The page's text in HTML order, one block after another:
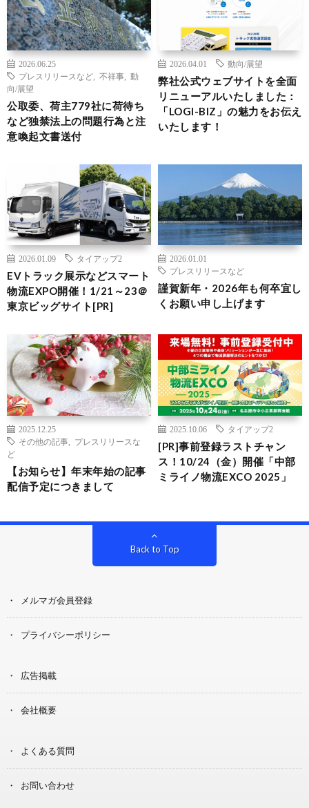
2026.06.25
プレスリリースなど
不祥事
動
向/展望
公取委、荷主779社に荷待ち
など独禁法上の問題行為と注
意喚起文書送付
2026.04.01 動向/展望
弊社公式ウェブサイトを全面
リニューアルいたしました：
「LOGI-BIZ」の魅力をお伝え
いたします！
2026.01.09 タイアップ2
EVトラック展示などスマート
物流EXPO開催！1/21～23＠
東京ビッグサイト[PR]
2026.01.01
プレスリリースなど
謹賀新年・2026年も何卒宜し
くお願い申し上げます
2025.12.25
その他の記事
プレスリリースな
ど
【お知らせ】年末年始の記事
配信予定につきまして
2025.10.06 タイアップ2
[PR]事前登録ラストチャン
ス！10/24（金）開催「中部
ミライノ物流EXCO 2025」
Back to Top
メルマガ会員登録
プライバシーポリシー
広告掲載
会社概要
よくある質問
お問い合わせ